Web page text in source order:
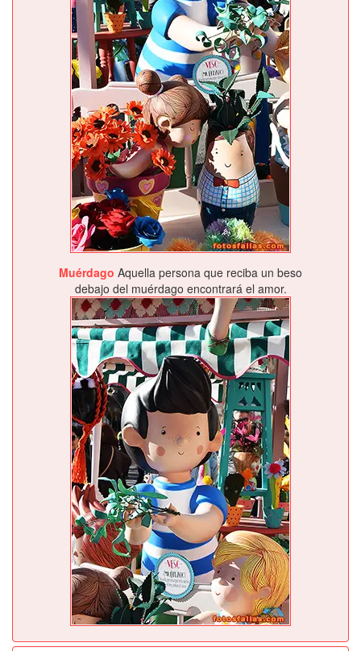
Muérdago Aquella persona que reciba un beso
debajo del muérdago encontrará el amor.